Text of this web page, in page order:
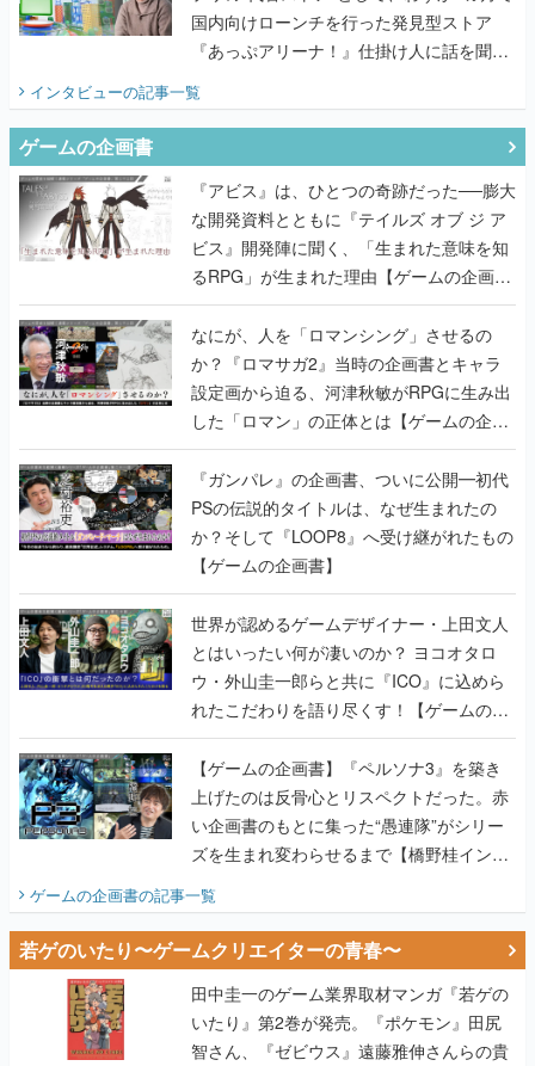
国内向けローンチを行った発見型ストア
『あっぷアリーナ！』仕掛け人に話を聞い
てみた
インタビューの記事一覧
ゲームの企画書
『アビス』は、ひとつの奇跡だった──膨大
な開発資料とともに『テイルズ オブ ジ ア
ビス』開発陣に聞く、「生まれた意味を知
るRPG」が生まれた理由【ゲームの企画
書】
なにが、人を「ロマンシング」させるの
か？『ロマサガ2』当時の企画書とキャラ
設定画から迫る、河津秋敏がRPGに生み出
した「ロマン」の正体とは【ゲームの企画
書】
『ガンパレ』の企画書、ついに公開━初代
PSの伝説的タイトルは、なぜ生まれたの
か？そして『LOOP8』へ受け継がれたもの
【ゲームの企画書】
世界が認めるゲームデザイナー・上田文人
とはいったい何が凄いのか？ ヨコオタロ
ウ・外山圭一郎らと共に『ICO』に込めら
れたこだわりを語り尽くす！【ゲームの企
画書】
【ゲームの企画書】『ペルソナ3』を築き
上げたのは反骨心とリスペクトだった。赤
い企画書のもとに集った“愚連隊”がシリー
ズを生まれ変わらせるまで【橋野桂インタ
ビュー】
ゲームの企画書の記事一覧
若ゲのいたり〜ゲームクリエイターの青春〜
田中圭一のゲーム業界取材マンガ『若ゲの
いたり』第2巻が発売。『ポケモン』田尻
智さん、『ゼビウス』遠藤雅伸さんらの貴